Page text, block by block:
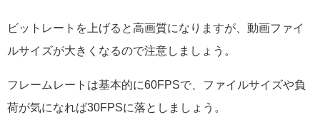
ビットレートを上げると高画質になりますが、動画ファイ
ルサイズが大きくなるので注意しましょう。
フレームレートは基本的に60FPSで、ファイルサイズや負
荷が気になれば30FPSに落としましょう。